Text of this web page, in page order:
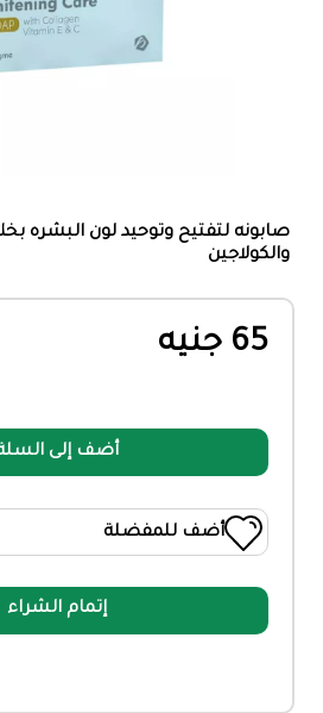
صابونه لتفتيح وتوحيد لون البشره
والكولاجين
65 جنيه
أضف إلى
أضف للمفضلة
إتمام الشراء